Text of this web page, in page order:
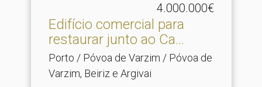
4.000.000€
Edifício comercial para
restaurar junto ao Ca.​..
Porto / Póvoa de Varzim / Póvoa de
Varzim, Beiriz e Argivai